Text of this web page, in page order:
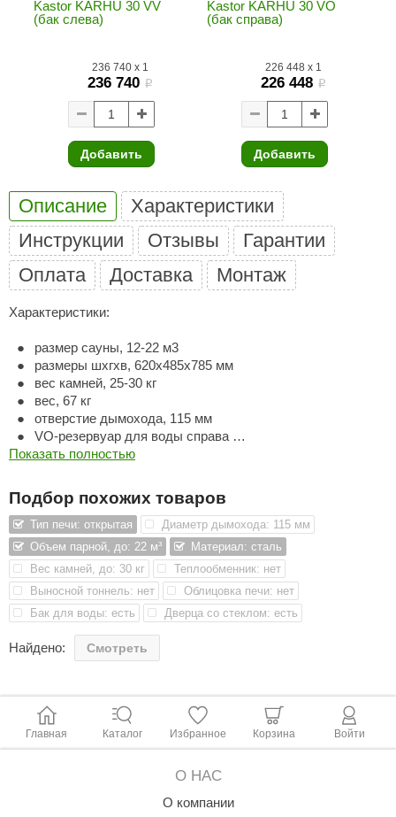
ELEMENTS
Woods
Light
Kastor KARHU 30 VV
(бак слева)
236 740 x 1
236 740 i
Добавить
Kastor KARHU 30 VO
(бак справа)
226 448 x 1
226 448 i
Добавить
Описание
Характеристики
Инструкции
Отзывы
Гарантии
Оплата
Доставка Монтаж
Характеристики:
размер сауны, 12-22 м3
размеры шхгхв, 620х485х785 мм
вес камней, 25-30 кг
вес, 67 кг
отверстие дымохода, 115 мм
VO-резервуар для воды справа
Обновленная линейка печей Karhu.
Новые модели стали легче, а также уменьшились
безопасные расстояния.
Всё это — без потери эффективности.
Печи имеют маркировку CE (знак европейского
соответствия).
ничего лишнего.
любую сауну.
За привлекательным внешним видом скрываются
достижения инженерного искусства.
Показать полностью
Подбор похожих товаров
Тип печи: открытая
Диаметр дымохода: 115 мм
Объем парной, до: 22 м³
Материал: сталь
Вес камней, до: 30 кг
Теплообменник: нет
Выносной тоннель: нет
Облицовка печи: нет
Бак для воды: есть
Дверца со стеклом: есть
Найдено: Смотреть
Главная Каталог Избранное Корзина Войти
О НАС
О компании